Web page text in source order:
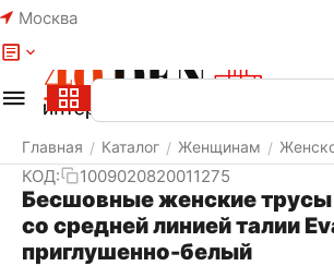
Москва
Главная / Каталог / Женщинам /
КОД: 1009020820011275
Бесшовные женские
со средней линией талии
приглушенно-белый
Меню